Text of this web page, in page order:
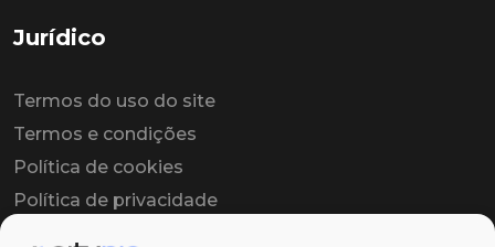
Jurídico
Termos do uso do site
Termos e condições
Política de cookies
Política de privacidade